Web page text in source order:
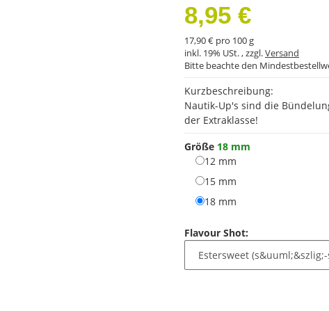
8,95 €
17,90 € pro 100 g
inkl. 19% USt. , zzgl.Versand
Bitte beachte den
Kurzbeschreibung:
Nautik-Up's sind die
der Extraklasse!
Größe 18 mm
12 mm
15 mm
18 mm
Flavour Shot: